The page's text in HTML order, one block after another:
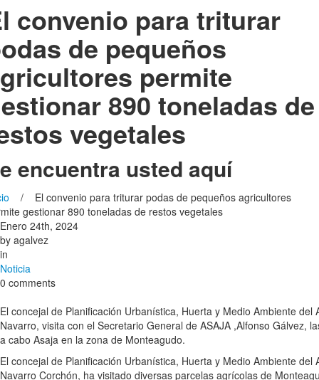
convenio para triturar
de pequeños
permite
890 toneladas de
vegetales
encuentra usted aquí
/ El convenio para triturar podas de pequeños agricultores
gestionar 890 toneladas de restos vegetales
Enero 24th, 2024
by agalvez
in
Noticia
0 comments
El concejal de Planificación Urbanística, Huerta y Medio Ambiente del
Navarro, visita con el Secretario General de ASAJA ,Alfonso Gálvez,
a cabo Asaja en la zona de Monteagudo.
El concejal de Planificación Urbanística, Huerta y Medio Ambiente del
Navarro Corchón, ha visitado diversas parcelas agrícolas de